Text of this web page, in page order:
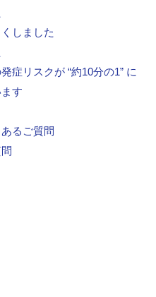
しました
症リスクが “約10分の1” に
す
るご質問